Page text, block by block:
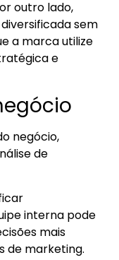
outro lado,
sem
a marca utilize
e
negócio,
de
interna pode
mais
de marketing.